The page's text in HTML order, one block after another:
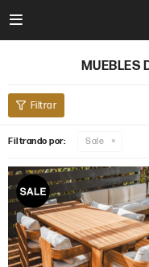

MUEBLES
Filtrando por: Sale